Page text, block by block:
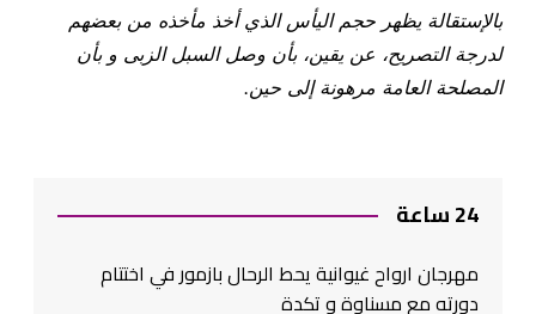
بالإستقالة يظهر حجم اليأس الذي أخذ مأخذه من بعضهم
لدرجة التصريح، عن يقين، بأن وصل السبل الزبى و بأن
المصلحة العامة مرهونة إلى حين.
24 ساعة
مهرجان ارواح غيوانية يحط الرحال بازمور في اختتام
دورته مع مسناوة و تكدة